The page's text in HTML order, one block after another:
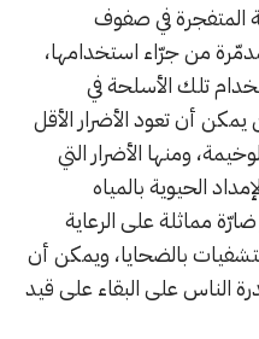
المتفجرة في صفوف
من جرّاء استخدامها،
تلك الأسلحة في
أن تعود الأضرار الأقل
ومنها الأضرار التي
الحيوية بالمياه
مماثلة على الرعاية
بالضحايا، ويمكن أن
الناس على البقاء على قيد